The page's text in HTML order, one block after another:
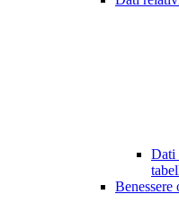
Dati
Benessere